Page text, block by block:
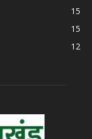
15
15
12